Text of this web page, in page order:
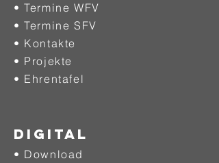
• Termine WFV
• Termine SFV
• Kontakte
• Projekte
• Ehrentafel
DIGITAL
• Download